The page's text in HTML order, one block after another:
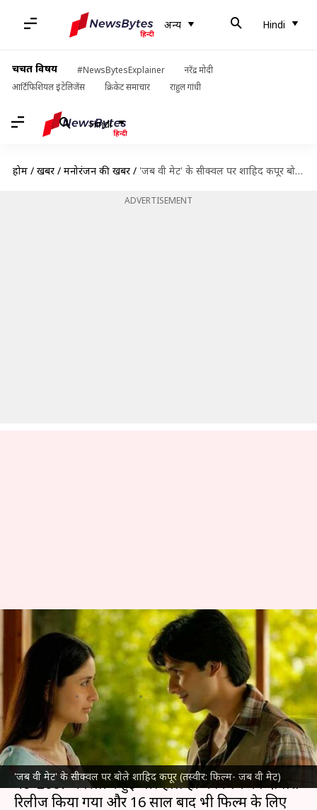
अन्य Hindi
चर्चित विषय #NewsBytesExplainer
नरेंद्र मोदी
आर्टिफिशियल इंटेलिजेंस
क्रिकेट समाचार राहुल गांधी
Hindi
होम / खबरें / मनोरंजन की खबरें / 'जब वी मेट' के सीक्वल पर शाहिद कपूर बोले- करीना जैसे कोई नहीं बन सकती 'गीत'
ADVERTISEMENT
'जब वी मेट' के सीक्वल पर बोले शाहिद कपूर (तस्वीर: फिल्म- जब वी मेट)
'जब वी मेट' के सीक्वल पर शाहिद
कपूर बोले- करीना जैसे कोई नहीं बन
सकती 'गीत'
लेखन आकांक्षा शर्मा Mar 04, 2023 04:45 pm
क्या है खबर?
शाहिद कपूरऔरकरीना कपूरकी यादगार फिल्म 'जब वी
मेट' 2007 में रिलीज हुई थी। हाल ही में फिल्म को दोबारा
रिलीज किया गया और 16 साल बाद भी फिल्म के लिए